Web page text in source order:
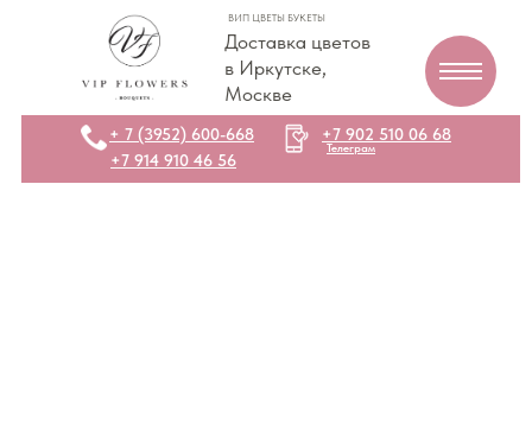
Доставка цветов
в Иркутске,
Москве
ВИП ЦВЕТЫ БУКЕТЫ
+7 914 910 46 56
+7 902 510 06 68
Телеграм
+ 7 (3952) 600-668